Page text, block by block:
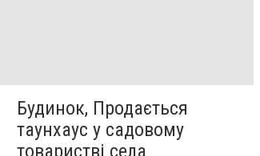
Будинок, Продається
таунхаус у садовому
товаристві села